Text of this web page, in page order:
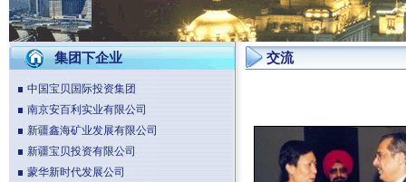
集团下企业
中国宝贝国际投资集团
南京安百利实业有限公司
新疆鑫海矿业发展有限公司
新疆宝贝投资有限公司
蒙华新时代发展公司
交流